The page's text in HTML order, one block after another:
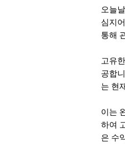
오늘
심지
통해
고유한
공합
는 현
이는
하여
은 수